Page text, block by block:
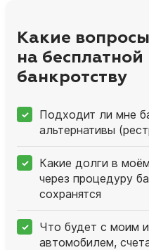
Какие
на
банкротству
Подходит ли мне
альтернативы
Какие долги в
через процедуру
сохранятся
Что будет с моим
автомобилем,